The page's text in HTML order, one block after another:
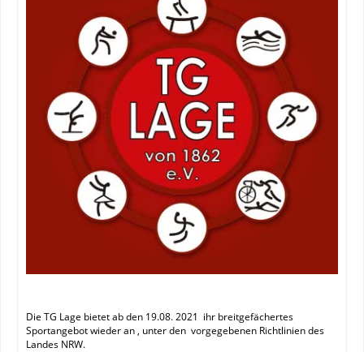
Die TG Lage bietet ab den 19.08. 2021 ihr breitgefächertes
Sportangebot wieder an , unter den vorgegebenen Richtlinien des
Landes NRW.